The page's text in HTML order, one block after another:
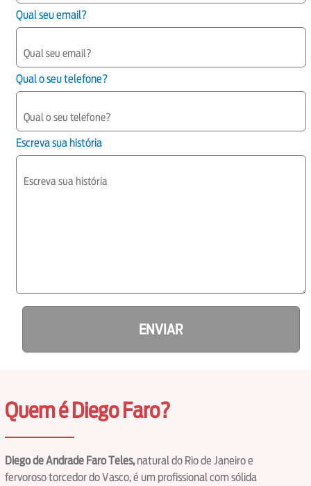
Qual seu email?
Qual o seu telefone?
Escreva sua história
ENVIAR
Quem é Diego Faro?
Diego de Andrade Faro Teles,natural do Rio de Janeiro e
fervoroso torcedor do Vasco, é um profissional com sólida